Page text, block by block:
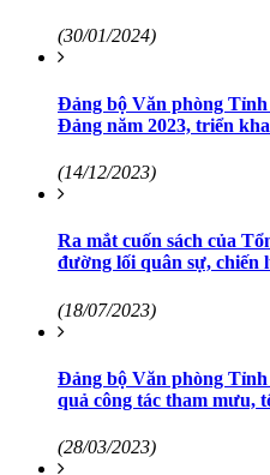
(30/01/2024)
Đảng bộ Văn phòng
Đảng năm 2023, triển
(14/12/2023)
Ra mắt cuốn sách của
đường lối quân sự, chiến
(18/07/2023)
Đảng bộ Văn phòng
quả công tác tham mưu,
(28/03/2023)